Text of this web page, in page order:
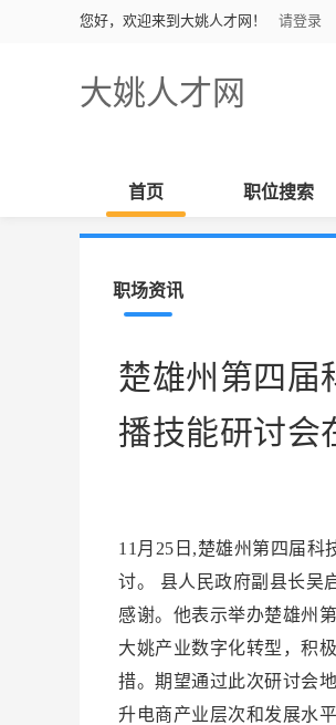
您好，欢迎来到大姚人才网！ 请登录
大姚人才网
首页 职位搜索
职场资讯
楚雄州第四届
播技能研讨会
11月25日,楚雄州第四届科
讨。 县人民政府副县长吴
感谢。他表示举办楚雄州
大姚产业数字化转型，积
措。期望通过此次研讨会
升电商产业层次和发展水